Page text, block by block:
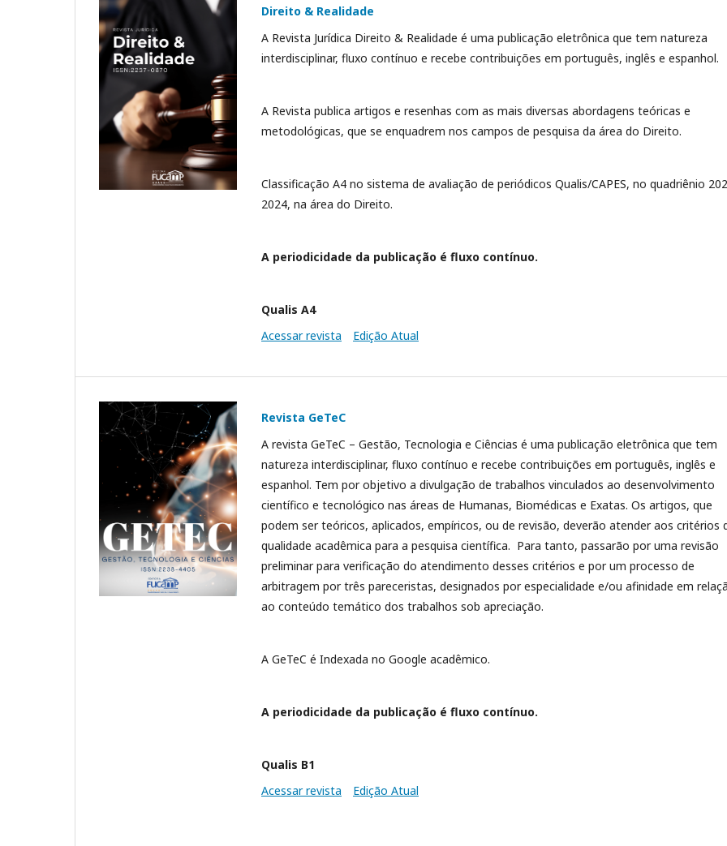
Direito & Realidade
A Revista Jurídica Direito & Realidade é uma publicação eletrônica que tem natureza
interdisciplinar, fluxo contínuo e recebe contribuições em português, inglês e espanhol.
A Revista publica artigos e resenhas com as mais diversas abordagens teóricas e
metodológicas, que se enquadrem nos campos de pesquisa da área do Direito.
Classificação A4 no sistema de avaliação de periódicos Qualis/CAPES, no quadriênio
2024, na área do Direito.
A periodicidade da publicação é fluxo contínuo.
Qualis A4
Acessar revista
Edição Atual
Revista GeTeC
A revista GeTeC – Gestão, Tecnologia e Ciências é uma publicação eletrônica que tem
natureza interdisciplinar, fluxo contínuo e recebe contribuições em português, inglês e
espanhol. Tem por objetivo a divulgação de trabalhos vinculados ao desenvolvimento
científico e tecnológico nas áreas de Humanas, Biomédicas e Exatas. Os artigos, que
podem ser teóricos, aplicados, empíricos, ou de revisão, deverão atender aos critérios
qualidade acadêmica para a pesquisa científica. Para tanto, passarão por uma revisão
preliminar para verificação do atendimento desses critérios e por um processo de
arbitragem por três pareceristas, designados por especialidade e/ou afinidade em
ao conteúdo temático dos trabalhos sob apreciação.
A GeTeC é Indexada no Google acadêmico.
A periodicidade da publicação é fluxo contínuo.
Qualis B1
Acessar revista
Edição Atual